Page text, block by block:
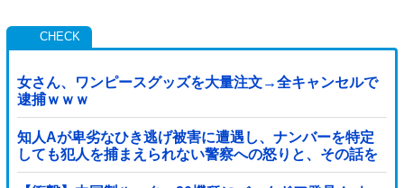
女さん、ワンピースグッズを大量注文→全キャンセルで
逮捕ｗｗｗ
知人Aが卑劣なひき逃げ被害に遭遇し、ナンバーを特定
しても犯人を捕まえられない警察への怒りと、その話を
聞いて「逃げた方が得じゃん」と言い放ったBの神経が